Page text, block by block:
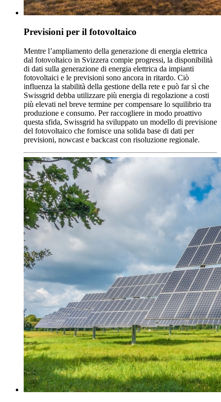
Previsioni per il fotovoltaico
Mentre l’ampliamento della generazione di energia elettrica
dal fotovoltaico in Svizzera compie progressi, la disponibilità
di dati sulla generazione di energia elettrica da impianti
fotovoltaici e le previsioni sono ancora in ritardo. Ciò
influenza la stabilità della gestione della rete e può far sì che
Swissgrid debba utilizzare più energia di regolazione a costi
più elevati nel breve termine per compensare lo squilibrio tra
produzione e consumo. Per raccogliere in modo proattivo
questa sfida, Swissgrid ha sviluppato un modello di previsione
del fotovoltaico che fornisce una solida base di dati per
previsioni, nowcast e backcast con risoluzione regionale.